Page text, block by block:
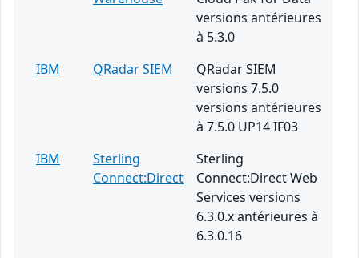
versions antérieures
à 5.3.0
IBM
QRadar SIEM
QRadar SIEM
versions 7.5.0
versions antérieures
à 7.5.0 UP14 IF03
IBM
Sterling
Connect:Direct
Sterling
Connect:Direct Web
Services versions
6.3.0.x antérieures à
6.3.0.16